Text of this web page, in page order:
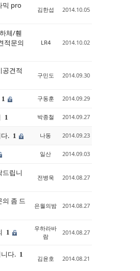
믹 pro 김한섭 2014.10.05
체/휀
적문의
LR4 2014.10.02
공견적
구민도 2014.09.30
1 구동훈 2014.09.29
1 박종철 2014.09.27
. 1 나동 2014.09.23
일산 2014.09.03
드립니
전병욱 2014.08.27
의 좀 드
은월의밤 2014.08.27
1
우하라바
람
2014.08.27
다. 1
김윤호 2014.08.21